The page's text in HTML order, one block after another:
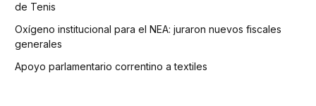
de Tenis
Oxígeno institucional para el NEA: juraron nuevos fiscales
generales
Apoyo parlamentario correntino a textiles